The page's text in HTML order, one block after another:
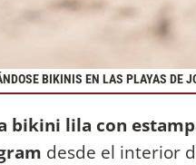
BIKINIS EN LAS PLAYAS DE
bikini lila con
desde el interior